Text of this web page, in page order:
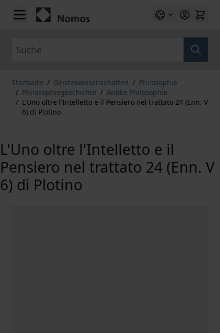
Zum Inhalt springen
Startseite / Geisteswissenschaften / Philosophie
/ Philosophiegeschichte / Antike Philosophie
/ L'Uno oltre l'Intelletto e il Pensiero nel trattato 24 (Enn. V
6) di Plotino
L'Uno oltre l'Intelletto e il
Pensiero nel trattato 24 (Enn. V
6) di Plotino